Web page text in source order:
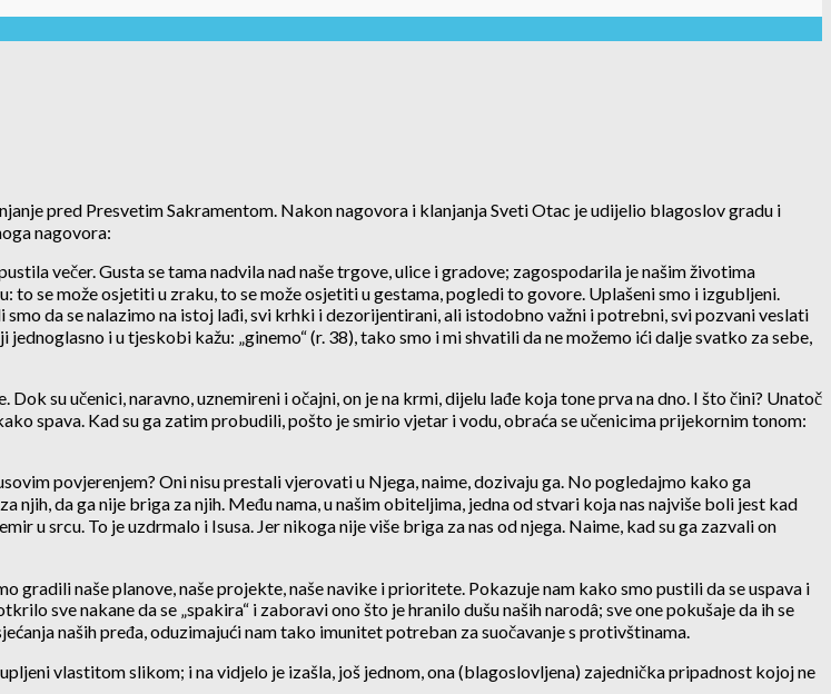
pred Presvetim Sakramentom. Nakon nagovora i klanjanja Sveti Otac je udijelio blagoslov gradu i
nagovora:
večer. Gusta se tama nadvila nad naše trgove, ulice i gradove; zagospodarila je našim životima
to se može osjetiti u zraku, to se može osjetiti u gestama, pogledi to govore. Uplašeni smo i izgubljeni.
da se nalazimo na istoj lađi, svi krhki i dezorijentirani, ali istodobno važni i potrebni, svi pozvani veslati
i u tjeskobi kažu: „ginemo“ (r. 38), tako smo i mi shvatili da ne možemo ići dalje svatko za sebe,
su učenici, naravno, uznemireni i očajni, on je na krmi, dijelu lađe koja tone prva na dno. I što čini? Unatoč
spava. Kad su ga zatim probudili, pošto je smirio vjetar i vodu, obraća se učenicima prijekornim tonom:
povjerenjem? Oni nisu prestali vjerovati u Njega, naime, dozivaju ga. No pogledajmo kako ga
njih, da ga nije briga za njih. Među nama, u našim obiteljima, jedna od stvari koja nas najviše boli jest kad
u srcu. To je uzdrmalo i Isusa. Jer nikoga nije više briga za nas od njega. Naime, kad su ga zazvali on
naše planove, naše projekte, naše navike i prioritete. Pokazuje nam kako smo pustili da se uspava i
sve nakane da se „spakira“ i zaboravi ono što je hranilo dušu naših narodâ; sve one pokušaje da ih se
naših pređa, oduzimajući nam tako imunitet potreban za suočavanje s protivštinama.
vlastitom slikom; i na vidjelo je izašla, još jednom, ona (blagoslovljena) zajednička pripadnost kojoj ne